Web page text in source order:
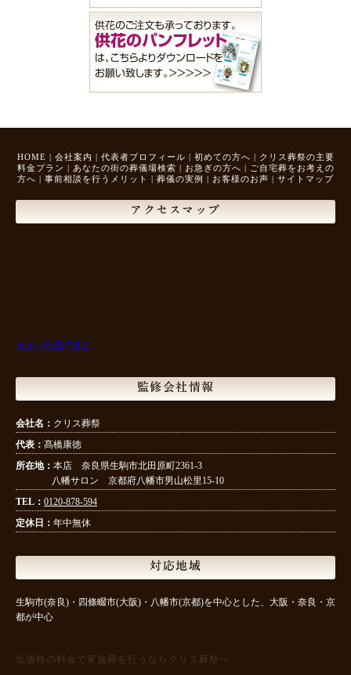
HOME | 会社案内 | 代表者プロフィール | 初めての方へ | クリス葬祭の主要
料金プラン | あなたの街の葬儀場検索 | お急ぎの方へ | ご自宅葬をお考えの
方へ | 事前相談を行うメリット | 葬儀の実例 | お客様のお声 | サイトマップ
アクセスマップ
大きな地図で見る
監修会社情報
会社名： クリス葬祭
代表： 髙橋康徳
所在地： 本店 奈良県生駒市北田原町2361-3
八幡サロン 京都府八幡市男山松里15-10
TEL： 0120-878-594
定休日： 年中無休
対応地域
生駒市(奈良)・四條畷市(大阪)・八幡市(京都)を中心とした、大阪・奈良・京
都が中心
低価格の料金で家族葬を行うならクリス葬祭へ